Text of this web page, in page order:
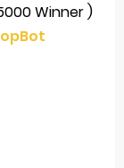
Winner )